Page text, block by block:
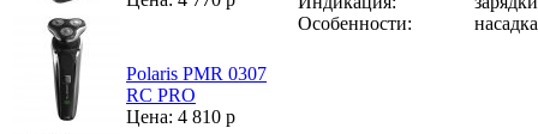
Polaris PMR 0307
RC PRO
Цена: 4 810 р
Особенности: